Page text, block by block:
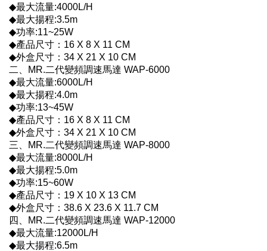
◆最大流量:4000L/H
◆最大揚程:3.5m
◆功率:11~25W
◆產品尺寸：16 X 8 X 11 CM
◆外盒尺寸：34 X 21 X 10 CM
二、MR.二代變頻調速馬達 WAP-6000
◆最大流量:6000L/H
◆最大揚程:4.0m
◆功率:13~45W
◆產品尺寸：16 X 8 X 11 CM
◆外盒尺寸：34 X 21 X 10 CM
三、MR.二代變頻調速馬達 WAP-8000
◆最大流量:8000L/H
◆最大揚程:5.0m
◆功率:15~60W
◆產品尺寸：19 X 10 X 13 CM
◆外盒尺寸：38.6 X 23.6 X 11.7 CM
四、MR.二代變頻調速馬達 WAP-12000
◆最大流量:12000L/H
◆最大揚程:6.5m